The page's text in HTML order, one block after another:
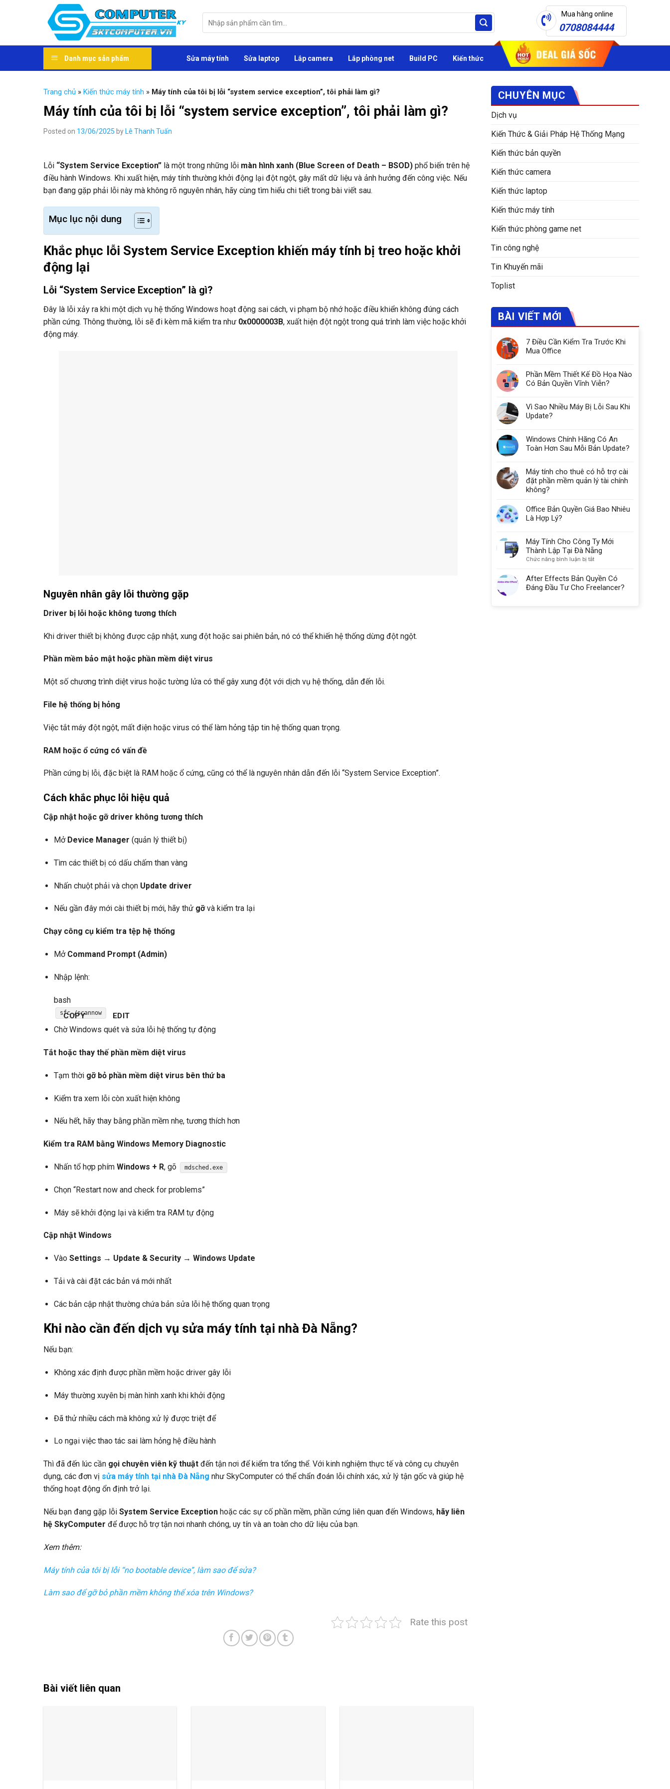
kiếm:
Mua hàng online
0708084444
Danh mục sản phẩm Sửa máy tính Sửa laptop Lắp camera Lắp phòng net Build PC Kiến thức
Trang chủ » Kiến thức máy tính » Máy tính của tôi bị lỗi “system service exception”, tôi phải làm gì?
Máy tính của tôi bị lỗi “system service exception”, tôi phải làm gì?
Posted on 13/06/2025 byLê Thanh Tuấn
Lỗi “System Service Exception” là một trong những lỗi màn hình xanh (Blue Screen of Death – BSOD) phổ biến trên hệ
điều hành Windows. Khi xuất hiện, máy tính thường khởi động lại đột ngột, gây mất dữ liệu và ảnh hưởng đến công việc. Nếu
bạn đang gặp phải lỗi này mà không rõ nguyên nhân, hãy cùng tìm hiểu chi tiết trong bài viết sau.
Mục lục nội dung
Khắc phục lỗi System Service Exception khiến máy tính bị treo hoặc khởi
động lại
Lỗi “System Service Exception” là gì?
Đây là lỗi xảy ra khi một dịch vụ hệ thống Windows hoạt động sai cách, vi phạm bộ nhớ hoặc điều khiển không đúng cách
phần cứng. Thông thường, lỗi sẽ đi kèm mã kiểm tra như 0x0000003B, xuất hiện đột ngột trong quá trình làm việc hoặc khởi
động máy.
Nguyên nhân gây lỗi thường gặp
Driver bị lỗi hoặc không tương thích
Khi driver thiết bị không được cập nhật, xung đột hoặc sai phiên bản, nó có thể khiến hệ thống dừng đột ngột.
Phần mềm bảo mật hoặc phần mềm diệt virus
Một số chương trình diệt virus hoặc tường lửa có thể gây xung đột với dịch vụ hệ thống, dẫn đến lỗi.
File hệ thống bị hỏng
Việc tắt máy đột ngột, mất điện hoặc virus có thể làm hỏng tập tin hệ thống quan trọng.
RAM hoặc ổ cứng có vấn đề
Phần cứng bị lỗi, đặc biệt là RAM hoặc ổ cứng, cũng có thể là nguyên nhân dẫn đến lỗi “System Service Exception”.
Cách khắc phục lỗi hiệu quả
Cập nhật hoặc gỡ driver không tương thích
Mở Device Manager (quản lý thiết bị)
Tìm các thiết bị có dấu chấm than vàng
Nhấn chuột phải và chọn Update driver
Nếu gần đây mới cài thiết bị mới, hãy thử gỡvà kiểm tra lại
Chạy công cụ kiểm tra tệp hệ thống
Mở Command Prompt (Admin)
Nhập lệnh:
bash
COPY EDIT
sfc /scannow
Chờ Windows quét và sửa lỗi hệ thống tự động
Tắt hoặc thay thế phần mềm diệt virus
Tạm thời gỡ bỏ phần mềm diệt virus bên thứ ba
Kiểm tra xem lỗi còn xuất hiện không
Nếu hết, hãy thay bằng phần mềm nhẹ, tương thích hơn
Kiểm tra RAM bằng Windows Memory Diagnostic
Nhấn tổ hợp phím Windows + R, gõ mdsched.exe
Chọn “Restart now and check for problems”
Máy sẽ khởi động lại và kiểm tra RAM tự động
Cập nhật Windows
Vào Settings → Update & Security → Windows Update
Tải và cài đặt các bản vá mới nhất
Các bản cập nhật thường chứa bản sửa lỗi hệ thống quan trọng
Khi nào cần đến dịch vụ sửa máy tính tại nhà Đà Nẵng?
Nếu bạn:
Không xác định được phần mềm hoặc driver gây lỗi
Máy thường xuyên bị màn hình xanh khi khởi động
Đã thử nhiều cách mà không xử lý được triệt để
Lo ngại việc thao tác sai làm hỏng hệ điều hành
Thì đã đến lúc cần gọi chuyên viên kỹ thuật đến tận nơi để kiểm tra tổng thể. Với kinh nghiệm thực tế và công cụ chuyên
dụng, các đơn vị sửa máy tính tại nhà Đà Nẵng như SkyComputer có thể chẩn đoán lỗi chính xác, xử lý tận gốc và giúp hệ
thống hoạt động ổn định trở lại.
Nếu bạn đang gặp lỗi System Service Exception hoặc các sự cố phần mềm, phần cứng liên quan đến Windows, hãy liên
hệ SkyComputer để được hỗ trợ tận nơi nhanh chóng, uy tín và an toàn cho dữ liệu của bạn.
Xem thêm:
Máy tính của tôi bị lỗi “no bootable device”, làm sao để sửa?
Làm sao để gỡ bỏ phần mềm không thể xóa trên Windows?
Rate this post
Bài viết liên quan
CHUYÊN MỤC
Dịch vụ
Kiến Thức & Giải Pháp Hệ Thống Mạng
Kiến thức bản quyền
Kiến thức camera
Kiến thức laptop
Kiến thức máy tính
Kiến thức phòng game net
Tin công nghệ
Tin Khuyến mãi
Toplist
BÀI VIẾT MỚI
7 Điều Cần Kiểm Tra Trước Khi
Mua Office
Phần Mềm Thiết Kế Đồ Họa Nào
Có Bản Quyền Vĩnh Viễn?
Vì Sao Nhiều Máy Bị Lỗi Sau Khi
Update?
Windows Chính Hãng Có An
Toàn Hơn Sau Mỗi Bản Update?
Máy tính cho thuê có hỗ trợ cài
đặt phần mềm quản lý tài chính
không?
Office Bản Quyền Giá Bao Nhiêu
Là Hợp Lý?
Máy Tính Cho Công Ty Mới
Thành Lập Tại Đà Nẵng
Chức năng bình luận bị tắtở
Tính
Cho
After Effects Bản Quyền Có
Đáng Đầu Tư Cho Freelancer?